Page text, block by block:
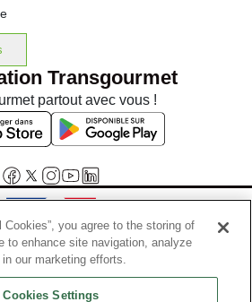
Transgourmet
partout avec vous !
boissons alcooliques aux mineurs de
moins de 18 ans
Cookies”, you agree to the storing of
to enhance site navigation, analyze
our marketing efforts.
Cookies Settings